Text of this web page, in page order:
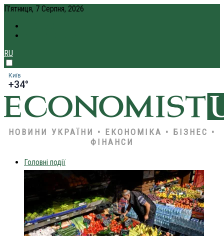
П’ятниця, 7 Серпня, 2026
RU
Київ
+34°
НОВИНИ УКРАЇНИ • ЕКОНОМІКА • БІЗНЕС •
ФІНАНСИ
Головні події